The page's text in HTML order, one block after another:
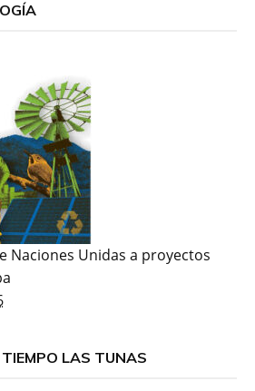
Naciones Unidas a proyectos
LAS TUNAS